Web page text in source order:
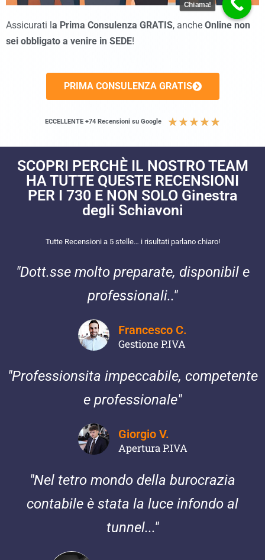
Assicurati la Prima Consulenza GRATIS, anche Online non
sei obbligato a venire in SEDE!
PRIMA CONSULENZA GRATIS
ECCELLENTE +74 Recensioni su Google ★★★★★
SCOPRI PERCHÈ IL NOSTRO TEAM
HA TUTTE QUESTE RECENSIONI
PER I 730 E NON SOLO Ginestra
degli Schiavoni
Tutte Recensioni a 5 stelle… i risultati parlano chiaro!
"Dott.sse molto preparate, disponibil e
professionali.."
Francesco C.
Gestione P.IVA
"Professionsita impeccabile, competente
e professionale"
Giorgio V.
Apertura P.IVA
"Nel tetro mondo della burocrazia
contabile è stata la luce infondo al
tunnel..."
Chiama!